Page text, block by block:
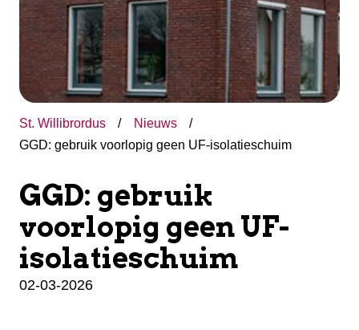
St. Willibrordus
Nieuws
GGD: gebruik voorlopig geen UF-isolatieschuim
GGD: gebruik
voorlopig geen UF-
isolatieschuim
02-03-2026